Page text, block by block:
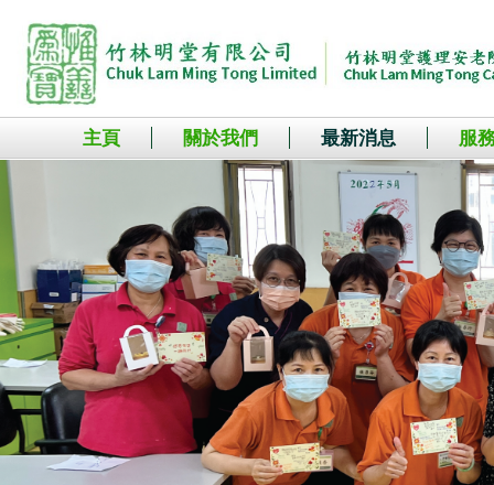
主頁 關於我們 最新消息 服